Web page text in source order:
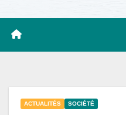
ACTUALITÉS SOCIÉTÉ